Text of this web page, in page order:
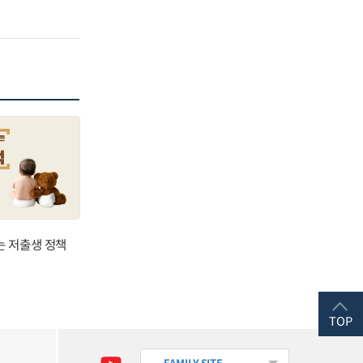
저출생 정책
TOP